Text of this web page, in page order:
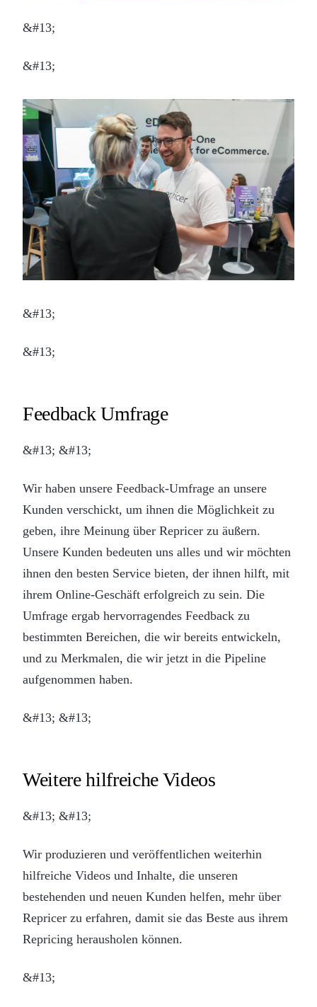
&#13;
&#13;
&#13;
&#13;
Feedback Umfrage
&#13; &#13;
Wir haben unsere Feedback-Umfrage an unsere
Kunden verschickt, um ihnen die Möglichkeit zu
geben, ihre Meinung über Repricer zu äußern.
Unsere Kunden bedeuten uns alles und wir möchten
ihnen den besten Service bieten, der ihnen hilft, mit
ihrem Online-Geschäft erfolgreich zu sein. Die
Umfrage ergab hervorragendes Feedback zu
bestimmten Bereichen, die wir bereits entwickeln,
und zu Merkmalen, die wir jetzt in die Pipeline
aufgenommen haben.
&#13; &#13;
Weitere hilfreiche Videos
&#13; &#13;
Wir produzieren und veröffentlichen weiterhin
hilfreiche Videos und Inhalte, die unseren
bestehenden und neuen Kunden helfen, mehr über
Repricer zu erfahren, damit sie das Beste aus ihrem
Repricing herausholen können.
&#13;